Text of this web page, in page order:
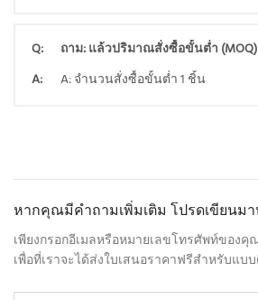
Q:
ถาม: แล้วปริมาณสั่งซื้อขั้นต่ำ
A:
A: จำนวนสั่งซื้อขั้นต่ำ 1 ชิ้น
หากคุณมีคำถามเพิ่มเติม โปรดเขียนมา
เพียงกรอกอีเมลหรือหมายเลขโทรศัพท์ของ
เพื่อที่เราจะได้ส่งใบเสนอราคาฟรีสำหรับแบ